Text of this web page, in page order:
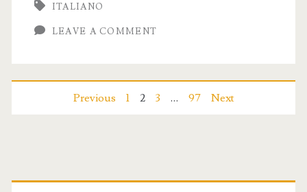
il
Papa
Parole
Cuore
ITALIANO
LEAVE A COMMENT
Navigazione
Previous 1 2 3 … 97 Next